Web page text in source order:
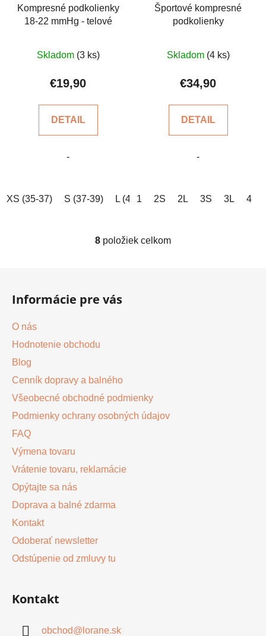
Kompresné podkolienky
18-22 mmHg - telové
hodnotenie
produktu
z
hviezdičiek.
Skladom (3 ks)
€19,90
DETAIL
-
XS (35-37) S (37-39) L (41-43) XL (43-45) XXL (45-
Športové kompresné
podkolienky
hodnotenie
produktu
z
hviezdičiek.
Skladom (4 ks)
€34,90
DETAIL
-
1 2S 2L 3S 3L 4
O
k
y
8 položiek celkom
Informácie pre vás
O nás
Hodnotenie obchodu
Blog
Cenník dopravy a balného
Všeobecné obchodné podmienky
Podmienky ochrany osobných údajov
FAQ
Výmena tovaru
Vrátenie tovaru, reklamácie
Opýtajte sa nás
Doprava a balné zdarma
Kontakt
Odoberať newsletter
Odstúpenie od zmluvy tu
Kontakt
obchod@ lorane.sk